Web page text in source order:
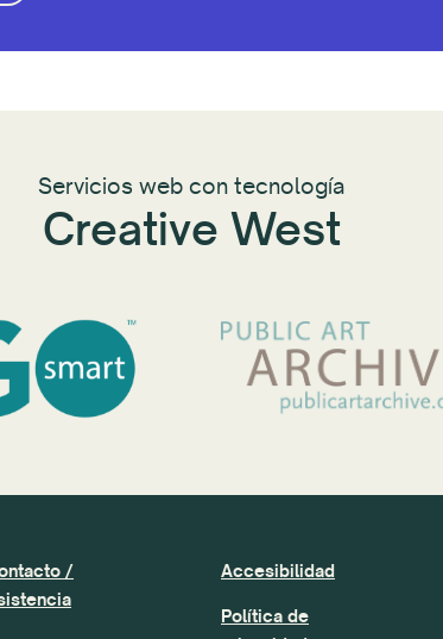
Servicios web con tecnología
Creative West
/
Accesibilidad
Política de